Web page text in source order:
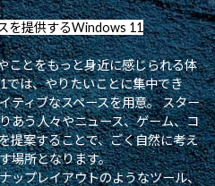
を提供するWindows 11
ことをもっと身近に感じられる体
は、やりたいことに集中でき
ティブなスペースを用意。 スター
あう人々やニュース、ゲーム、コ
提案することで、ごく自然に考え
場所となります。
ップレイアウトのようなツール、